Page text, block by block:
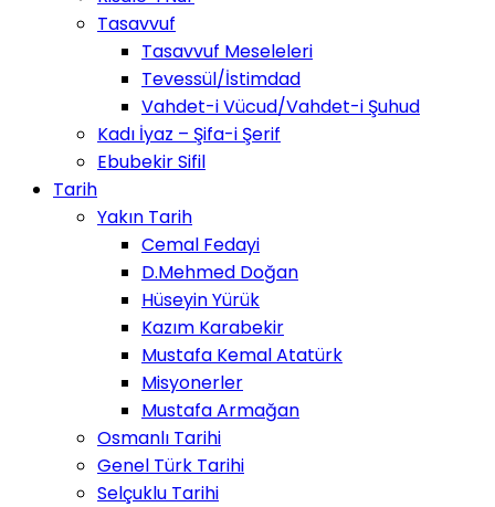
Tasavvuf
Tasavvuf Meseleleri
Tevessül/İstimdad
Vahdet-i Vücud/Vahdet-i Şuhud
Kadı İyaz – Şifa-i Şerif
Ebubekir Sifil
Tarih
Yakın Tarih
Cemal Fedayi
D.Mehmed Doğan
Hüseyin Yürük
Kazım Karabekir
Mustafa Kemal Atatürk
Misyonerler
Mustafa Armağan
Osmanlı Tarihi
Genel Türk Tarihi
Selçuklu Tarihi